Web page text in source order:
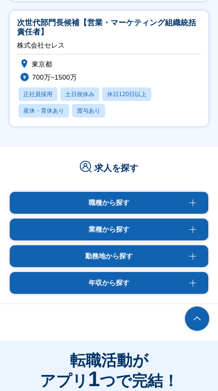
次世代部門長候補【営業・マーケティング組織統括
責任者】
株式会社セレス
東京都
700万~1500万
正社員採用 土日祝休み 休日120日以上
産休・育休あり 賞与あり
求人を探す
職種から探す
業種から探す
勤務地から探す
年収から探す
転職活動が
アプリ 1つで完結！